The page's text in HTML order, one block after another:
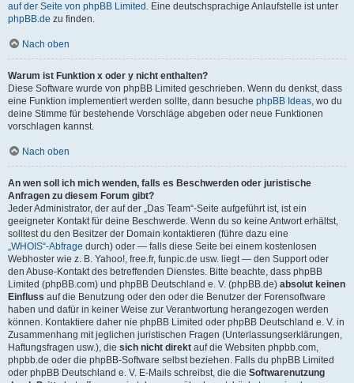
auf der Seite von phpBB Limited . Eine deutschsprachige Anlaufstelle ist unter
phpBB.de zu finden.
Nach oben
Warum ist Funktion x oder y nicht enthalten?
Diese Software wurde von phpBB Limited geschrieben. Wenn du denkst, dass
eine Funktion implementiert werden sollte, dann besuche phpBB Ideas, wo du
deine Stimme für bestehende Vorschläge abgeben oder neue Funktionen
vorschlagen kannst.
Nach oben
An wen soll ich mich wenden, falls es Beschwerden oder juristische
Anfragen zu diesem Forum gibt?
Jeder Administrator, der auf der „Das Team“-Seite aufgeführt ist, ist ein
geeigneter Kontakt für deine Beschwerde. Wenn du so keine Antwort erhältst,
solltest du den Besitzer der Domain kontaktieren (führe dazu eine
„WHOIS“-Abfrage durch) oder — falls diese Seite bei einem kostenlosen
Webhoster wie z. B. Yahoo!, free.fr, funpic.de usw. liegt — den Support oder
den Abuse-Kontakt des betreffenden Dienstes. Bitte beachte, dass phpBB
Limited (phpBB.com) und phpBB Deutschland e. V. (phpBB.de) absolut keinen
Einfluss auf die Benutzung oder den oder die Benutzer der Forensoftware
haben und dafür in keiner Weise zur Verantwortung herangezogen werden
können. Kontaktiere daher nie phpBB Limited oder phpBB Deutschland e. V. in
Zusammenhang mit jeglichen juristischen Fragen (Unterlassungserklärungen,
Haftungsfragen usw.), die sich nicht direkt auf die Websiten phpbb.com,
phpbb.de oder die phpBB-Software selbst beziehen. Falls du phpBB Limited
oder phpBB Deutschland e. V. E-Mails schreibst, die die Softwarenutzung